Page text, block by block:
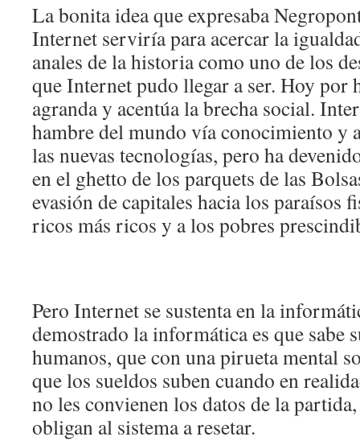
La bonita idea que expresaba
Internet serviría para acercar la
anales de la historia como uno de los
que Internet pudo llegar a ser. Hoy por
agranda y acentúa la brecha social.
hambre del mundo vía conocimiento y
las nuevas tecnologías, pero ha
en el ghetto de los parquets de las
evasión de capitales hacia los paraísos
ricos más ricos y a los pobres
Pero Internet se sustenta en la
demostrado la informática es que sabe
humanos, que con una pirueta mental
que los sueldos suben cuando en
no les convienen los datos de la
obligan al sistema a resetar.